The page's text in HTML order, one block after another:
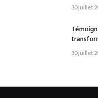
30 juillet
30 juillet